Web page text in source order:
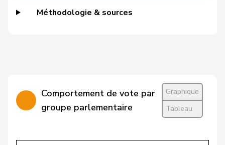
Marbach
Christine Centre
M-E
ZH
Calame
Didier UDC
Méthodologie & sources
Comportement de vote par
groupe parlementaire
Graphique
Tableau